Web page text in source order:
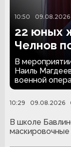
10:50 09.08.2026
22 юных
Челнов
День
В
Наиль
военной
10:29 09.08.2026
В школе
маскировочные